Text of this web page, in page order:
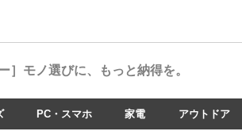
］ モノ選びに、もっと納得を。
PC・スマホ 家電 アウトドア